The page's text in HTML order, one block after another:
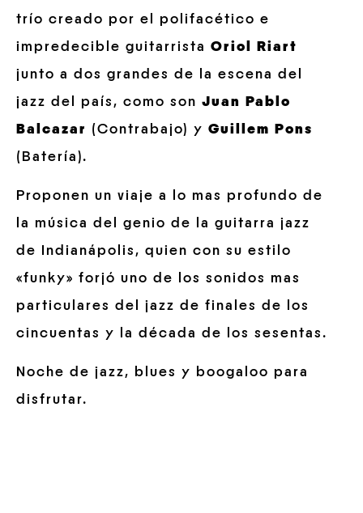
trío creado por el polifacético e
impredecible guitarrista Oriol Riart
junto a dos grandes de la escena del
jazz del país, como son Juan Pablo
Balcazar (Contrabajo) y Guillem Pons
(Batería).
Proponen un viaje a lo mas profundo de
la música del genio de la guitarra jazz
de Indianápolis, quien con su estilo
«funky» forjó uno de los sonidos mas
particulares del jazz de finales de los
cincuentas y la década de los sesentas.
Noche de jazz, blues y boogaloo para
disfrutar.